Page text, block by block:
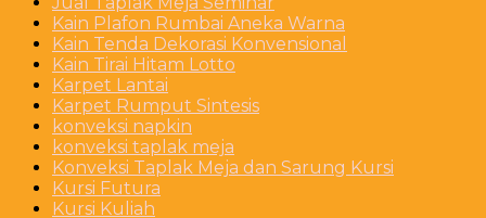
Kain Plafon Rumbai Aneka Warna
Kain Tenda Dekorasi Konvensional
Kain Tirai Hitam Lotto
Karpet Lantai
Karpet Rumput Sintesis
konveksi napkin
konveksi taplak meja
Konveksi Taplak Meja dan Sarung Kursi
Kursi Futura
Kursi Kuliah